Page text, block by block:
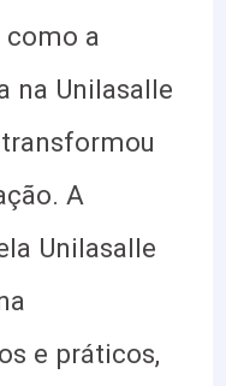
como a
na Unilasalle
A
Unilasalle
e práticos,